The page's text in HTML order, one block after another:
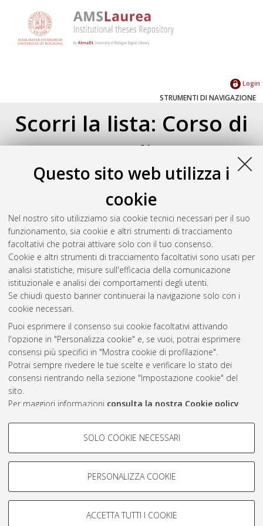
Questo sito web utilizza i
cookie
Nel nostro sito utilizziamo sia cookie tecnici necessari per il suo
funzionamento, sia cookie e altri strumenti di tracciamento
facoltativi che potrai attivare solo con il tuo consenso.
Cookie e altri strumenti di tracciamento facoltativi sono usati per
analisi statistiche, misure sull'efficacia della comunicazione
istituzionale e analisi dei comportamenti degli utenti.
Se chiudi questo banner continuerai la navigazione solo con i
cookie necessari.
Puoi esprimere il consenso sui cookie facoltativi attivando
l'opzione in "Personalizza cookie" e, se vuoi, potrai esprimere
consensi più specifici in "Mostra cookie di profilazione".
Potrai sempre rivedere le tue scelte e verificare lo stato dei
consensi rientrando nella sezione "Impostazione cookie" del
sito.
Per maggiori informazioni consulta la nostra Cookie policy
COOKIE DI PROFILAZIONE -
Si tratta di cookie utilizzati per analizzare le caratteristiche della
navigazione degli utenti, creare profili in base al loro comportamento
Mostra cookie di profilazione
SOLO COOKIE NECESSARI
PERSONALIZZA COOKIE
ACCETTA TUTTI I COOKIE
Login
STRUMENTI DI NAVIGAZIONE
Scorri la lista: Corso di
Studio
Matematica informatico - computazionale
[L-DM509](1)
Seleziona un valore dall'elenco sottostante.
2010(1)
Rss 1.0
Rss 2.0
AMS Laurea
Impostazioni Cookie
Informativa sulla privacy
Condizioni d’uso del sito